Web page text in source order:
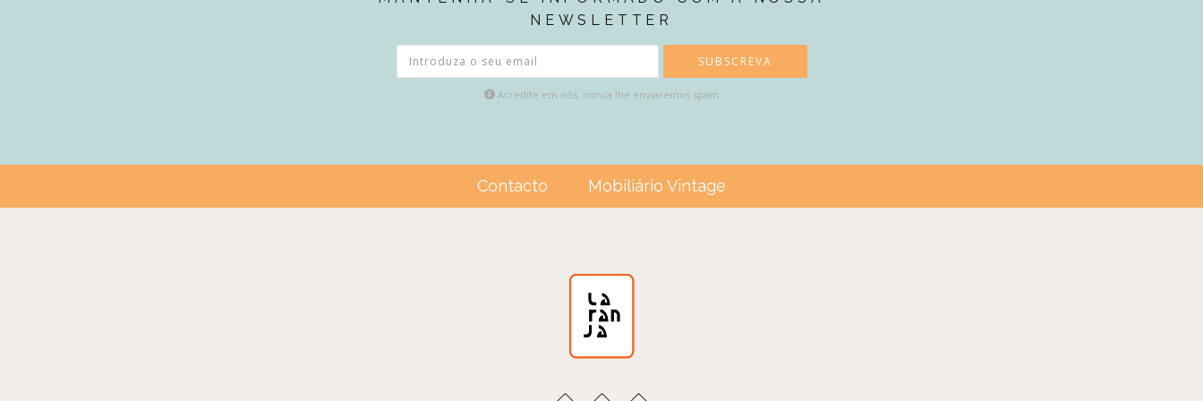
NEWSLETTER
SUBSCREVA
Acredite em nós, nunca lhe enviaremos spam
Contacto Mobiliário Vintage